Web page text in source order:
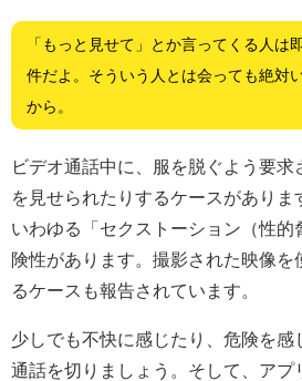
「もっと見せて」とか言ってくる人は
件だよ。そういう人とは会っても絶対
から。
ビデオ通話中に、服を脱ぐよう要求
を見せられたりするケースがありま
いわゆる「セクストーション（性的
険性があります。撮影された映像を
るケースも報告されています。
少しでも不快に感じたり、危険を感
通話を切りましょう。そして、アプ